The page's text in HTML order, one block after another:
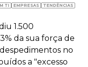
TI EMPRESAS TENDÊNCIAS
1.500
da sua força de
no
a "excesso